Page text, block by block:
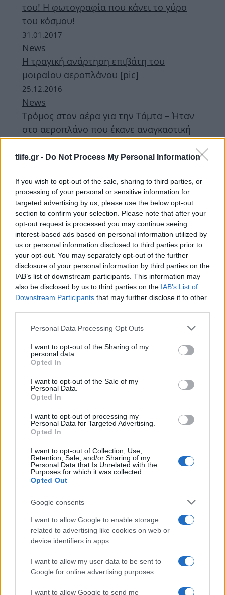
tlife.gr - Do Not Process My Personal Information
If you wish to opt-out of the sale, sharing to third parties, or
processing of your personal or sensitive information for
targeted advertising by us, please use the below opt-out
section to confirm your selection. Please note that after your
opt-out request is processed you may continue seeing
interest-based ads based on personal information utilized by
us or personal information disclosed to third parties prior to
your opt-out. You may separately opt-out of the further
disclosure of your personal information by third parties on the
IAB’s list of downstream participants. This information may
also be disclosed by us to third parties on the IAB’s List of
Downstream Participants that may further disclose it to other
Please note that this website/app uses one or more Google
not limited to your visit or usage behaviour. You may click to
grant or deny consent to Google and its third-party tags to
use your data for below specified purposes in below Google
consent section.
Personal Data Processing Opt Outs
I want to opt-out of the Sharing of my
personal data.
Opted In
I want to opt-out of the Sale of my
Personal Data.
Opted In
I want to opt-out of processing my
Personal Data for Targeted Advertising.
Opted In
I want to opt-out of Collection, Use,
Retention, Sale, and/or Sharing of my
Personal Data that Is Unrelated with the
Purposes for which it was collected.
Opted Out
Google consents
I want to allow Google to enable storage
related to advertising like cookies on web or
device identifiers in apps.
I want to allow my user data to be sent to
Google for online advertising purposes.
I want to allow Google to send me
του! Η φωτογραφία που κάνει το γύρο
του κόσμου!
31.01.2017
News
Η τραγική ανάρτηση επιβάτη του
μοιραίου αεροπλάνου [pic]
25.12.2016
News
Τρόμος στον αέρα για την Τάμτα – Ήταν
στο αεροπλάνο που έκανε αναγκαστική
προσγείωση
News
Θρίλερ στον αέρα! Εξαφανίστηκε από τα
σήμα εκτάκτου ανάγκης
06.08.2016
News
Ο Γιώργος Λιανός πιλοτάρει αεροπλάνο
09.06.2016
News
EgyptAir: Θρίλερ με το μοιραίο
αεροσκάφος! Οι ιατροδικαστές
διαψεύδουν ότι έγινε έκρηξη
24.05.2016
News
EgyptAir: Έγιναν κομμάτια στον αέρα οι 66
επιβαίνοντες – Τα μακάβρια ευρήματα
δείχνουν έκρηξη στο μοιραίο αεροπλάνο
24.05.2016
News
EgyptAir: Νέα συντρίμμια, ανθρώπινα